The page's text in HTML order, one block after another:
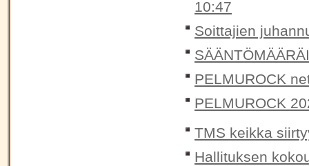
10:47
Soittajien
PELMUROCK
PELMUROCK
TMS keikka
Hallituksen